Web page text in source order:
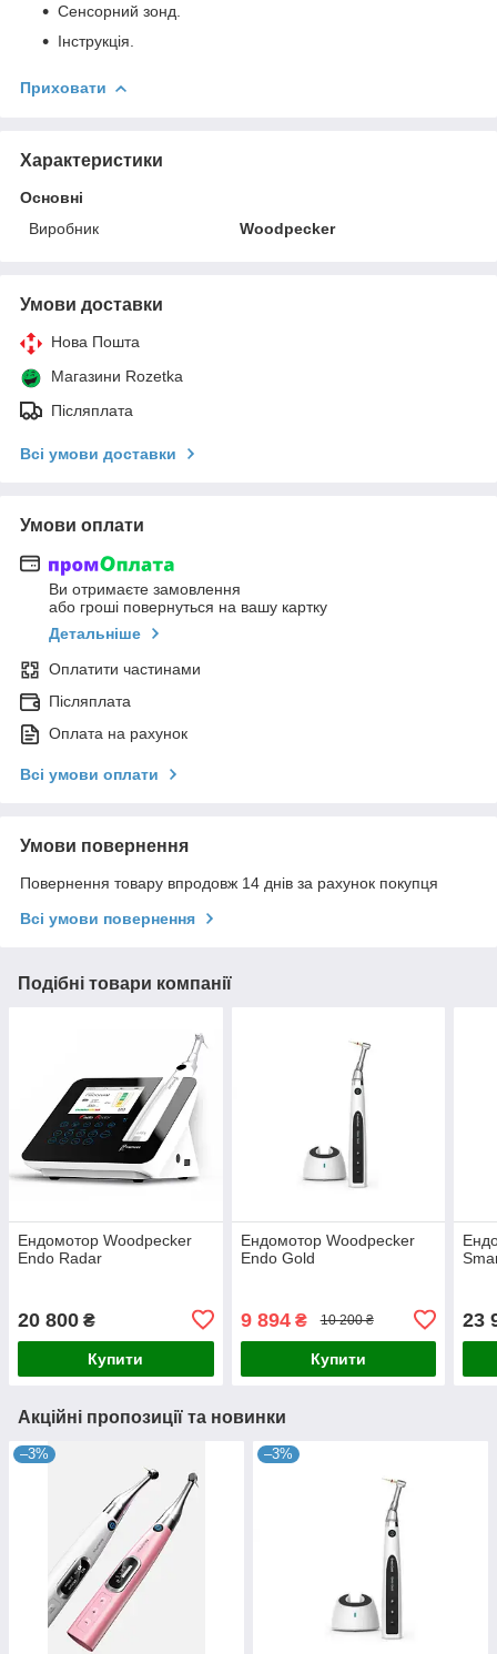
Сенсорний зонд.
Інструкція.
Приховати
Характеристики
Основні
Виробник
Woodpecker
Умови доставки
Нова Пошта
Магазини Rozetka
Післяплата
Всі умови доставки
Умови оплати
Ви отримаєте замовлення
або гроші повернуться на вашу картку
Детальніше
Оплатити частинами
Післяплата
Оплата на рахунок
Всі умови оплати
Умови повернення
Повернення товару впродовж 14 днів за рахунок покупця
Всі умови повернення
Подібні товари компанії
Ендомотор Woodpecker
Endo Radar
20 800 ₴
Купити
Ендомотор Woodpecker
Endo Gold
9 894₴ 10 200 ₴
Купити
23
Акційні пропозиції та новинки
–3% –3%